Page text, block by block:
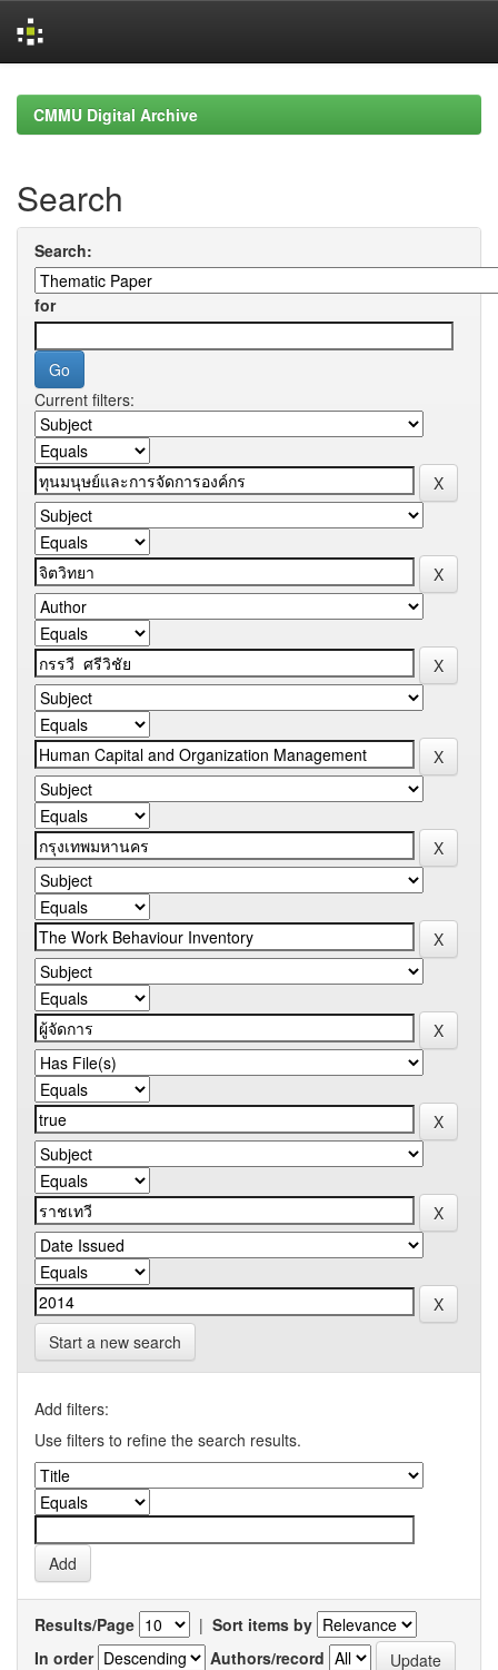
navigationCMMU Digital Archive
Search
Search:
for
Current filters:
Start a new search
Add filters:
Use filters to refine the search results.
Results/Page | Sort items by
In order
Authors/record